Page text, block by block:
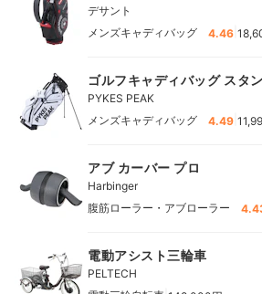
デサント
メンズキャディバッグ
4.46
ゴルフキャディバッグ スタ
PYKES PEAK
メンズキャディバッグ
4.49
アブ カーバー プロ
Harbinger
腹筋ローラー・アブローラー
電動アシスト三輪車
PELTECH